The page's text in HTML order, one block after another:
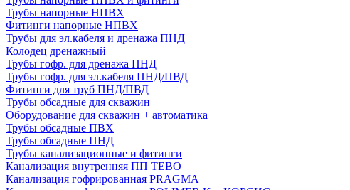
Трубы напорные НПВХ
Фитинги напорные НПВХ
Трубы для эл.кабеля и дренажа ПНД
Колодец дренажный
Трубы гофр. для дренажа ПНД
Трубы гофр. для эл.кабеля ПНД/ПВД
Фитинги для труб ПНД/ПВД
Трубы обсадные для скважин
Оборудование для скважин + автоматика
Трубы обсадные ПВХ
Трубы обсадные ПНД
Трубы канализационные и фитинги
Канализация внутренняя ПП TEBO
Канализация гофрированная PRAGMA